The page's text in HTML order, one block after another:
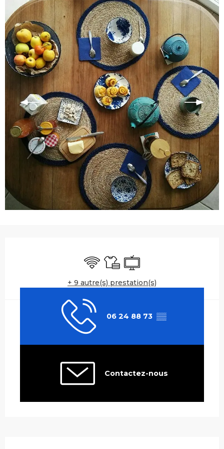
WiFi Draps et linge
Télévision
+ 9 autre(s) prestation(s)
06 24 88 73 ▒▒
Contactez-nous